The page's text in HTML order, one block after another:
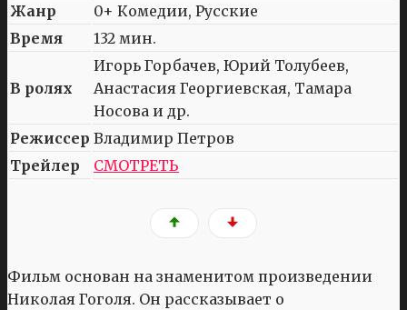
Жанр
0+ Комедии, Русские
Время
132 мин.
В ролях
Игорь Горбачев, Юрий Толубеев,
Анастасия Георгиевская, Тамара
Носова и др.
Режиссер Владимир Петров
Трейлер
СМОТРЕТЬ
Фильм основан на знаменитом произведении
Николая Гоголя. Он рассказывает о